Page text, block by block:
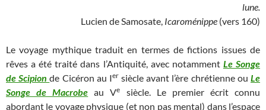
lune.
Lucien de Samosate, Icaroménippe (vers 160)
Le voyage mythique traduit en termes de fictions issues de
rêves a été traité dans l’Antiquité, avec notamment Le Songe
de Scipionde Cicéron au Iersiècle avant l’ère chrétienne ouLe
Songe de Macrobe au Ve
siècle. Le premier écrit connu
abordant le voyage physique (et non pas mental) dans l’espace